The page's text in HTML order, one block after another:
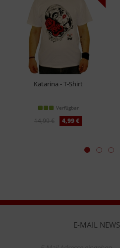
Katarina - T-Shirt
Verfügbar
14,99 € 4,99 €
E-MAIL